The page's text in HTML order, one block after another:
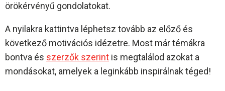
örökérvényű gondolatokat.
A nyilakra kattintva léphetsz tovább az előző és
következő motivációs idézetre. Most már témákra
bontva és szerzők szerint is megtalálod azokat a
mondásokat, amelyek a leginkább inspirálnak téged!